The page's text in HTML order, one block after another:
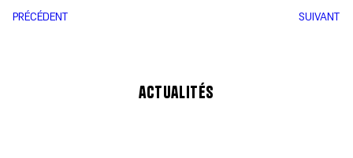
PRÉCÉDENT
SUIVANT
actualités